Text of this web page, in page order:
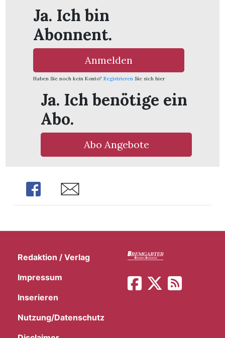
Ja. Ich bin
Abonnent.
Anmelden
Haben Sie noch kein Konto? Registrieren Sie sich hier
Ja. Ich benötige ein
Abo.
Abo Angebote
Share Share
Redaktion / Verlag
Impressum
Inserieren
Nutzung/Datenschutz